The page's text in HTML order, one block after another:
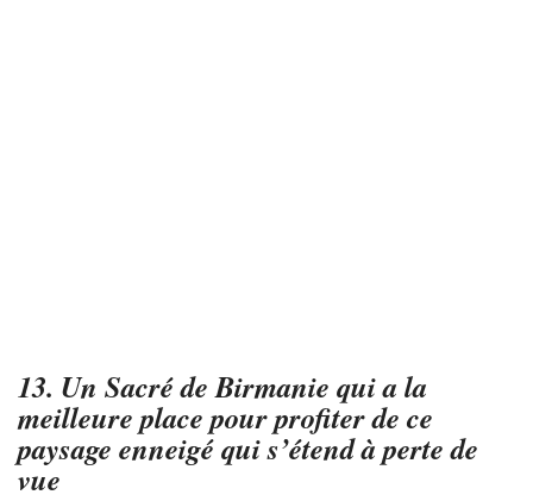
13. Un Sacré de Birmanie qui a la
meilleure place pour profiter de ce
paysage enneigé qui s’étend à perte de
vue